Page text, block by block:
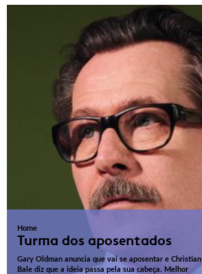
Home
Turma dos aposentados
Gary Oldman anuncia que vai se aposentar e Christian
Bale diz que a ideia passa pela sua cabeça. Melhor